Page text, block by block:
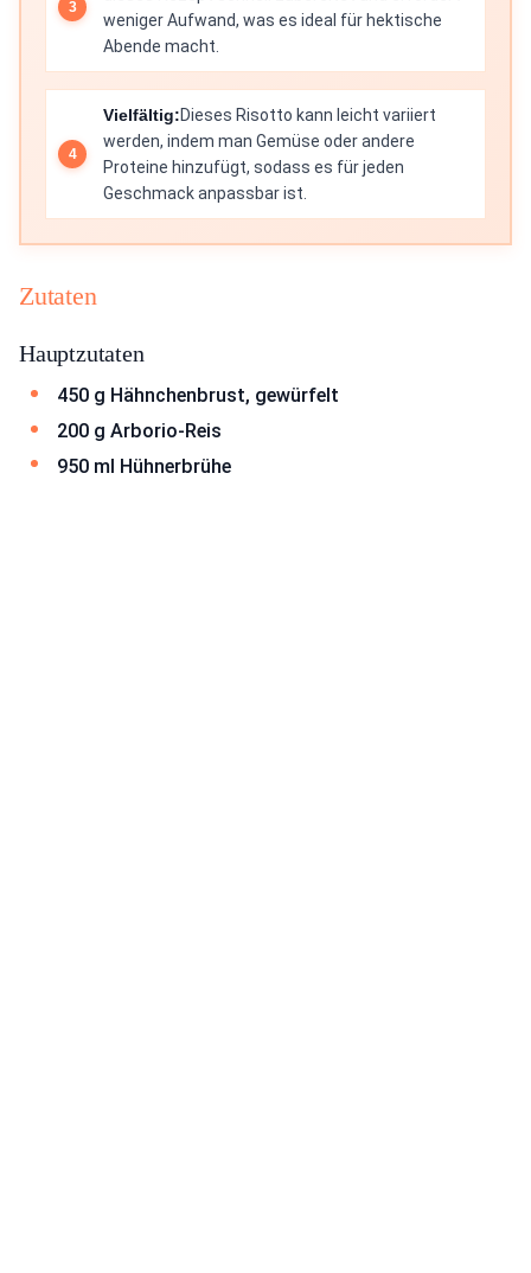
weniger Aufwand, was es ideal für hektische
Abende macht.
Vielfältig:Dieses Risotto kann leicht variiert
werden, indem man Gemüse oder andere
Proteine hinzufügt, sodass es für jeden
Geschmack anpassbar ist.
Zutaten
Hauptzutaten
450 g Hähnchenbrust, gewürfelt
200 g Arborio-Reis
950 ml Hühnerbrühe